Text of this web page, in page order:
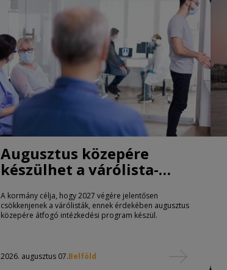
Augusztus közepére
készülhet a várólista-
A kormány célja, hogy 2027 végére jelentősen
csökkenjenek a várólisták, ennek érdekében augusztus
közepére átfogó intézkedési program készül.
2026. augusztus 07.Belföld